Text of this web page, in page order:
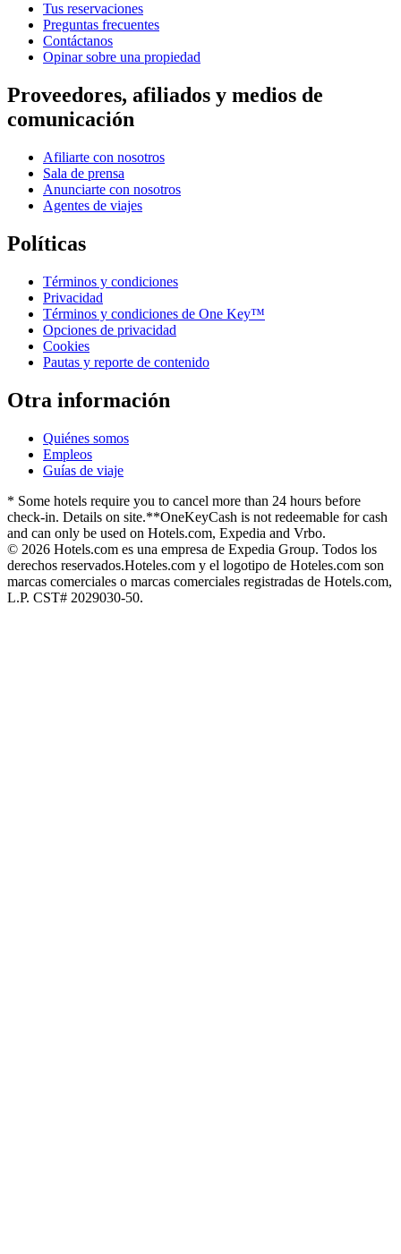
Tus reservaciones
Preguntas frecuentes
Contáctanos
Opinar sobre una propiedad
Proveedores, afiliados y medios de
comunicación
Afiliarte con nosotros
Sala de prensa
Anunciarte con nosotros
Agentes de viajes
Políticas
Términos y condiciones
Privacidad
Términos y condiciones de One Key™
Opciones de privacidad
Cookies
Pautas y reporte de contenido
Otra información
Quiénes somos
Empleos
Guías de viaje
* Some hotels require you to cancel more than 24 hours before
check-in. Details on site.**OneKeyCash is not redeemable for cash
and can only be used on Hotels.com, Expedia and Vrbo.
© 2026 Hotels.com es una empresa de Expedia Group. Todos los
derechos reservados.Hoteles.com y el logotipo de Hoteles.com son
marcas comerciales o marcas comerciales registradas de Hotels.com,
L.P. CST# 2029030-50.